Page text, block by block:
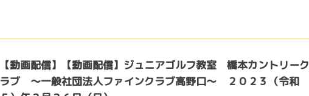
【動画配信】【動画配信】ジュニアゴルフ教室 橋本カントリーク
ラブ ～一般社団法人ファインクラブ高野口～ ２０２３（令和